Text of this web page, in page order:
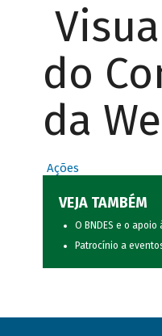
do
da
Ações
VEJA TAMBÉM
O BNDES e o apoio
Patrocínio a